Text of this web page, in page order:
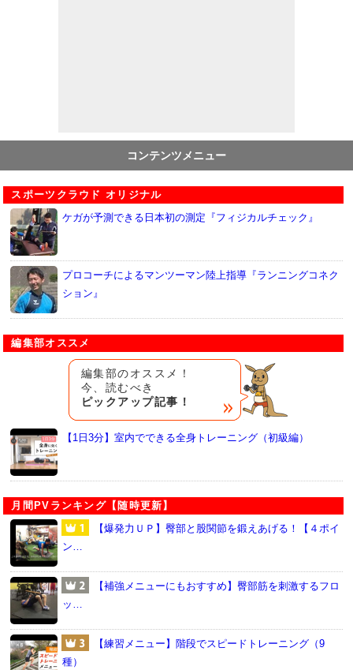
コンテンツメニュー
スポーツクラウド オリジナル
ケガが予測できる日本初の測定『フィジカルチェック』
プロコーチによるマンツーマン陸上指導『ランニングコネク
ション』
編集部オススメ
編集部のオススメ！
今、読むべき
ピックアップ記事！
【1日3分】室内でできる全身トレーニング（初級編）
月間PVランキング【随時更新】
【爆発力ＵＰ】臀部と股関節を鍛えあげる！【４ポイ
ン…
【補強メニューにもおすすめ】臀部筋を刺激するフロ
ッ…
【練習メニュー】階段でスピードトレーニング（9
種）